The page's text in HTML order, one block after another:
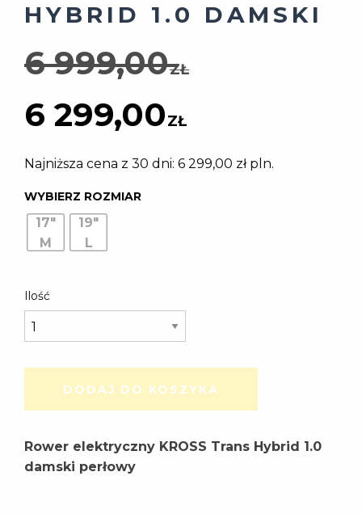
HYBRID 1.0 DAMSKI
6 999,00ZŁ
wynosiła:
6 299,00ZŁ
cena
Najniższa cena z 30 dni: 6 299,00 złpln.
WYBIERZ ROZMIAR
17"
M
19"
L
Ilość
DODAJ DO KOSZYKA
Rower elektryczny KROSS Trans Hybrid 1.0
damski perłowy